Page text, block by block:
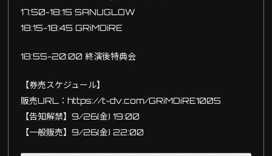
17:50-18:15 SANUGLOW
18:15-18:45 GRiMOiRE
18:55-20:00 終演後特典会
【券売スケジュール】
販売URL：https://t-dv.com/GRiMOiRE1005
【告知解禁】9/26(金) 19:00
【一般販売】9/26(金) 22:00